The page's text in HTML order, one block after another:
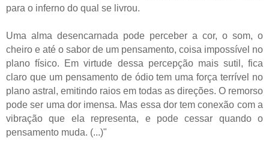
para o inferno do qual se livrou.
Uma alma desencarnada pode perceber a cor, o som, o
cheiro e até o sabor de um pensamento, coisa impossível no
plano físico. Em virtude dessa percepção mais sutil, fica
claro que um pensamento de ódio tem uma força terrível no
plano astral, emitindo raios em todas as direções. O remorso
pode ser uma dor imensa. Mas essa dor tem conexão com a
vibração que ela representa, e pode cessar quando o
pensamento muda. (...)"